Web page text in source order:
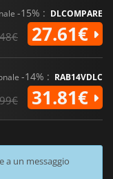
-15% : DLCOMPARE
27.61€
-14% : RAB14VDLC
31.81€
a un messaggio